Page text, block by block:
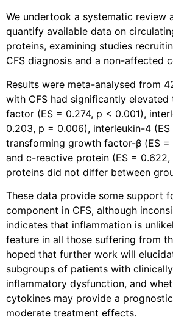
We undertook a systematic review
quantify available data on
proteins, examining studies
CFS diagnosis and a non-affected
Results were meta-analysed from
with CFS had significantly elevated
factor (ES = 0.274, p < 0.001),
0.203, p = 0.006), interleukin-4
transforming growth factor-β (ES =
and c-reactive protein (ES = 0.622,
proteins did not differ between
These data provide some support
component in CFS, although
indicates that inflammation is
feature in all those suffering from
hoped that further work will
subgroups of patients with
inflammatory dysfunction, and
cytokines may provide a
moderate treatment effects.